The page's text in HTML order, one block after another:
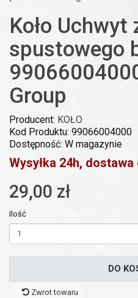
Koło Uchwyt
spustowego
Group
Producent: KOŁO
Kod Produktu: 99066004000
Dostępność: W magazynie
Wysyłka 24h, dostawa
29,00 zł
Ilość
DO
Zwrot towaru